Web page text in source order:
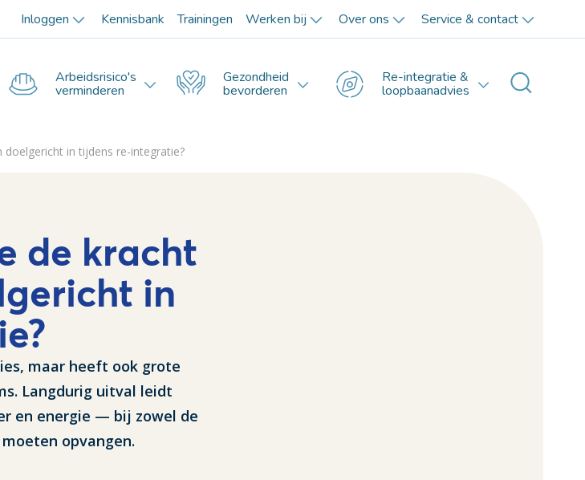
Inloggen Kennisbank Trainingen Werken bij Over ons Service & contact
Arbeidsrisico's
verminderen
Gezondheid
bevorderen
Re-integratie &
loopbaanadvies
in tijdens re-integratie?
de kracht
in
maar heeft ook grote
Langdurig uitval leidt
en energie — bij zowel de
opvangen.